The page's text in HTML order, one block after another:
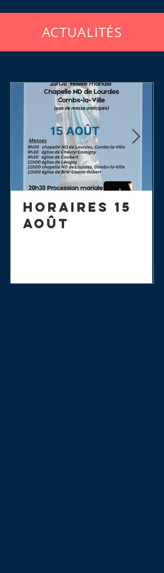
ACTUALITÉS
Horaires 15
août